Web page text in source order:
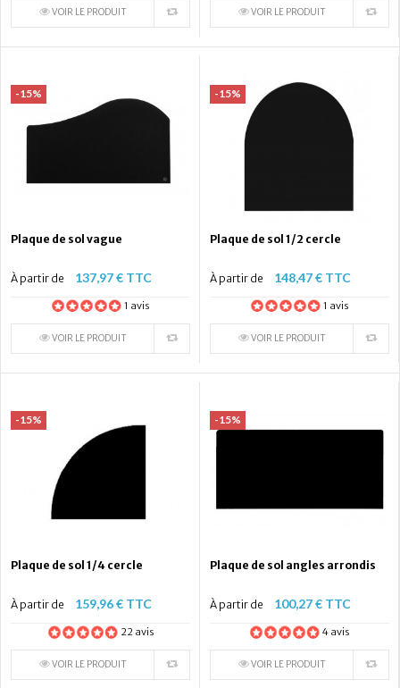
VOIR LE PRODUIT VOIR LE PRODUIT
-15%
Plaque de sol vague
À partir de 137,97 € TTC
1 avis
VOIR LE PRODUIT
-15%
Plaque de sol 1/2 cercle
À partir de 148,47 € TTC
1 avis
VOIR LE PRODUIT
-15%
Plaque de sol 1/4 cercle
À partir de 159,96 € TTC
22 avis
VOIR LE PRODUIT
-15%
Plaque de sol angles arrondis
À partir de 100,27 € TTC
4 avis
VOIR LE PRODUIT